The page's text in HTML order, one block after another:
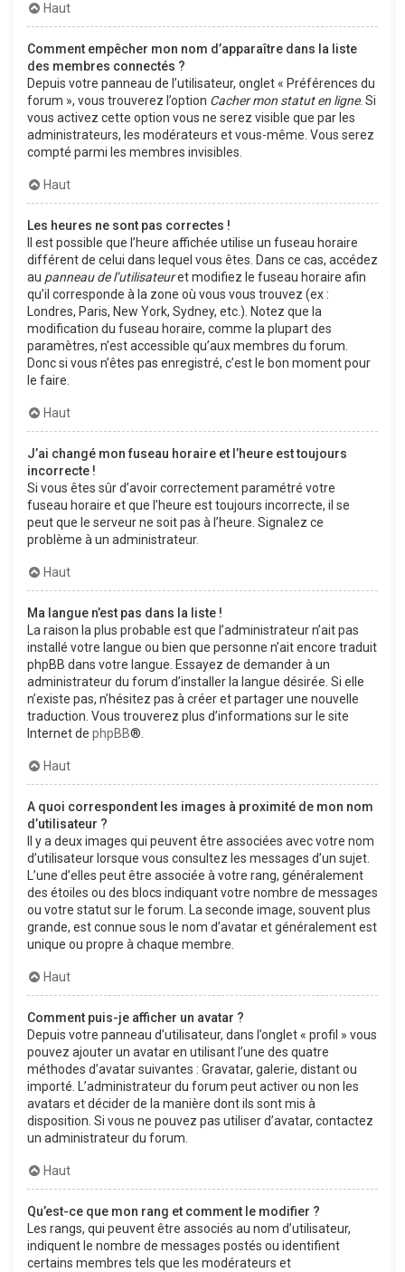
Haut
Comment empêcher mon nom d’apparaître dans la liste
des membres connectés ?
Depuis votre panneau de l’utilisateur, onglet « Préférences du
forum », vous trouverez l’option Cacher mon statut en ligne. Si
vous activez cette option vous ne serez visible que par les
administrateurs, les modérateurs et vous-même. Vous serez
compté parmi les membres invisibles.
Haut
Les heures ne sont pas correctes !
Il est possible que l’heure affichée utilise un fuseau horaire
différent de celui dans lequel vous êtes. Dans ce cas, accédez
au panneau de l’utilisateuret modifiez le fuseau horaire afin
qu’il corresponde à la zone où vous vous trouvez (ex :
Londres, Paris, New York, Sydney, etc.). Notez que la
modification du fuseau horaire, comme la plupart des
paramètres, n’est accessible qu’aux membres du forum.
Donc si vous n’êtes pas enregistré, c’est le bon moment pour
le faire.
Haut
J’ai changé mon fuseau horaire et l’heure est toujours
incorrecte !
Si vous êtes sûr d’avoir correctement paramétré votre
fuseau horaire et que l’heure est toujours incorrecte, il se
peut que le serveur ne soit pas à l’heure. Signalez ce
problème à un administrateur.
Haut
Ma langue n’est pas dans la liste !
La raison la plus probable est que l’administrateur n’ait pas
installé votre langue ou bien que personne n’ait encore traduit
phpBB dans votre langue. Essayez de demander à un
administrateur du forum d’installer la langue désirée. Si elle
n’existe pas, n’hésitez pas à créer et partager une nouvelle
traduction. Vous trouverez plus d’informations sur le site
Internet de phpBB®.
Haut
A quoi correspondent les images à proximité de mon nom
d’utilisateur ?
Il y a deux images qui peuvent être associées avec votre nom
d’utilisateur lorsque vous consultez les messages d’un sujet.
L’une d’elles peut être associée à votre rang, généralement
des étoiles ou des blocs indiquant votre nombre de messages
ou votre statut sur le forum. La seconde image, souvent plus
grande, est connue sous le nom d’avatar et généralement est
unique ou propre à chaque membre.
Haut
Comment puis-je afficher un avatar ?
Depuis votre panneau d’utilisateur, dans l’onglet « profil » vous
pouvez ajouter un avatar en utilisant l’une des quatre
méthodes d’avatar suivantes : Gravatar, galerie, distant ou
importé. L’administrateur du forum peut activer ou non les
avatars et décider de la manière dont ils sont mis à
disposition. Si vous ne pouvez pas utiliser d’avatar, contactez
un administrateur du forum.
Haut
Qu’est-ce que mon rang et comment le modifier ?
Les rangs, qui peuvent être associés au nom d’utilisateur,
indiquent le nombre de messages postés ou identifient
certains membres tels que les modérateurs et